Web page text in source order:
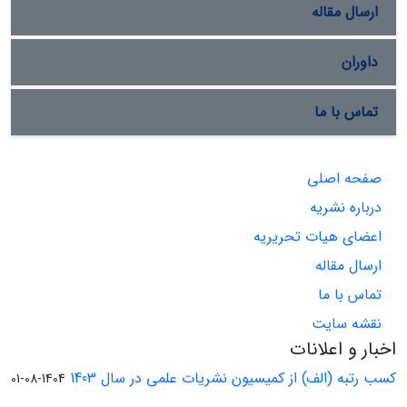
اهداف آمریکا برای مهار چین درهم‌تنیده شده؛ ایران
ارسال مقاله
داوران
تماس با ما
صفحه اصلی
درباره نشریه
اعضای هیات تحریریه
ارسال مقاله
تماس با ما
نقشه سایت
اخبار و اعلانات
کسب رتبه (الف) از کمیسیون نشریات علمی در سال 1403 1404-08-01